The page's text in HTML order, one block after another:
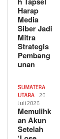
Harap
Media
Siber Jadi
Mitra
Strategis
Pembang
unan
SUMATERA
UTARA
20
Juli 2026
Memulihk
an Akun
Setelah